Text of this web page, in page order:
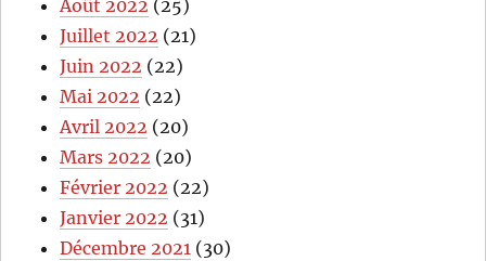
Août 2022 (25)
Juillet 2022 (21)
Juin 2022 (22)
Mai 2022 (22)
Avril 2022 (20)
Mars 2022 (20)
Février 2022 (22)
Janvier 2022 (31)
Décembre 2021 (30)